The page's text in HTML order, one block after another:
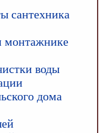
сантехника
монтажнике
воды
дома